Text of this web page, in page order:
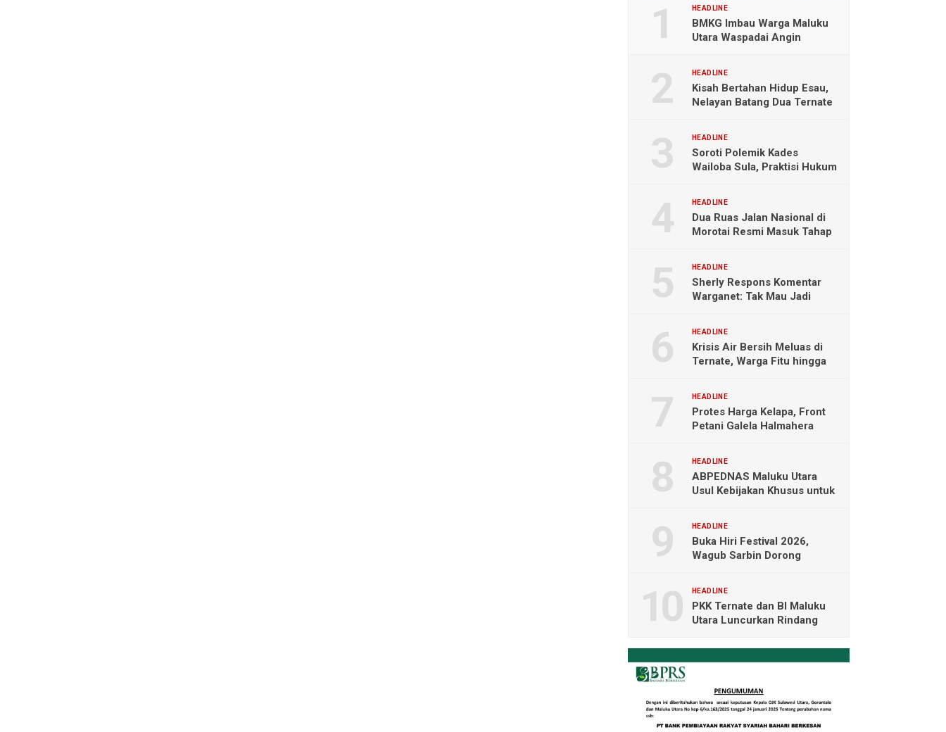
HEADLINE
BMKG Imbau Warga Maluku
Utara Waspadai Angin
HEADLINE
Kisah Bertahan Hidup Esau,
Nelayan Batang Dua Ternate
HEADLINE
Soroti Polemik Kades
Wailoba Sula, Praktisi Hukum
HEADLINE
Dua Ruas Jalan Nasional di
Morotai Resmi Masuk Tahap
HEADLINE
Sherly Respons Komentar
Warganet: Tak Mau Jadi
HEADLINE
Krisis Air Bersih Meluas di
Ternate, Warga Fitu hingga
HEADLINE
Protes Harga Kelapa, Front
Petani Galela Halmahera
HEADLINE
ABPEDNAS Maluku Utara
Usul Kebijakan Khusus untuk
HEADLINE
Buka Hiri Festival 2026,
Wagub Sarbin Dorong
HEADLINE
PKK Ternate dan BI Maluku
Utara Luncurkan Rindang
Pangan